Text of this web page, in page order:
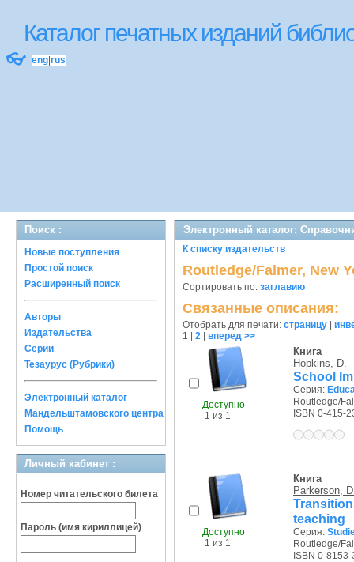
Каталог печатных изданий
👓 eng rus
Поиск :
Новые поступления
Простой поиск
Расширенный поиск
Авторы
Издательства
Серии
Тезаурус (Рубрики)
Электронный каталог
Мандельштамовского центра
Помощь
Личный кабинет :
Номер читательского билета
Пароль (имя кириллицей)
Электронный каталог:
К списку издательств
Routledge/Falmer, New
Сортировать по: заглавию
Связанные описания:
Отобрать для печати: страницу
1
2 вперед >>
Доступно
1 из 1
Книга
Hopkins, D.
School
Серия:
Routledge/
ISBN 0-415-
Доступно
1 из 1
Книга
Parkerson,
teaching
Серия:
Routledge/
ISBN 0-